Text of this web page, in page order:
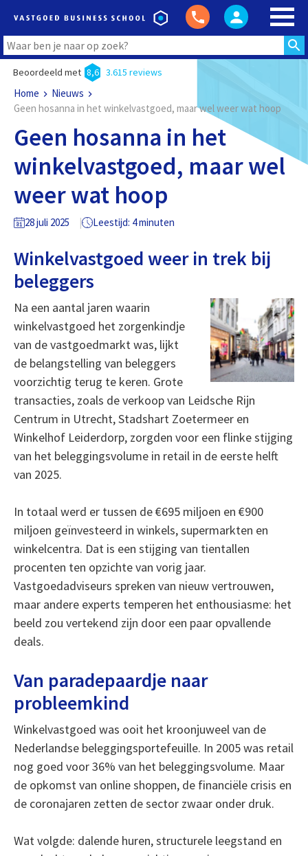
Beoordeeld met 8,6 3.615 reviews
Home
Nieuws
Geen hosanna in het winkelvastgoed, maar wel weer wat hoop
Geen hosanna in het
winkelvastgoed, maar wel
weer wat hoop
28 juli 2025 Leestijd: 4 minuten
Winkelvastgoed weer in trek bij
beleggers
Na een aantal jaren waarin
winkelvastgoed het zorgenkindje
van de vastgoedmarkt was, lijkt
de belangstelling van beleggers
voorzichtig terug te keren. Grote
transacties, zoals de verkoop van Leidsche Rijn
Centrum in Utrecht, Stadshart Zoetermeer en
Winkelhof Leiderdorp, zorgden voor een flinke stijging
van het beleggingsvolume in retail in de eerste helft
van 2025.
In totaal werd er tussen de €695 miljoen en €900
miljoen geïnvesteerd in winkels, supermarkten en
winkelcentra. Dat is een stijging van tientallen
procenten ten opzichte van vorig jaar.
Vastgoedadviseurs spreken van nieuw vertrouwen,
maar andere experts temperen het enthousiasme: het
beeld zou vertekend zijn door een paar opvallende
deals.
Van paradepaardje naar
probleemkind
Winkelvastgoed was ooit het kroonjuweel van de
Nederlandse beleggingsportefeuille. In 2005 was retail
nog goed voor 36% van het beleggingsvolume. Maar
de opkomst van online shoppen, de financiële crisis en
de coronajaren zetten de sector zwaar onder druk.
Wat volgde: dalende huren, structurele leegstand en